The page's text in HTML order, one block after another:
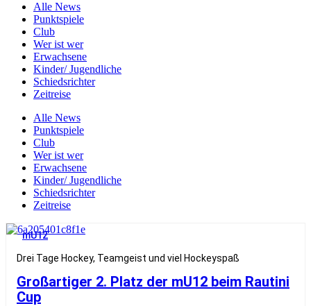
Alle News
Punktspiele
Club
Wer ist wer
Erwachsene
Kinder/ Jugendliche
Schiedsrichter
Zeitreise
Alle News
Punktspiele
Club
Wer ist wer
Erwachsene
Kinder/ Jugendliche
Schiedsrichter
Zeitreise
mU12
Drei Tage Hockey, Teamgeist und viel Hockeyspaß
Großartiger 2. Platz der mU12 beim Rautini
Cup